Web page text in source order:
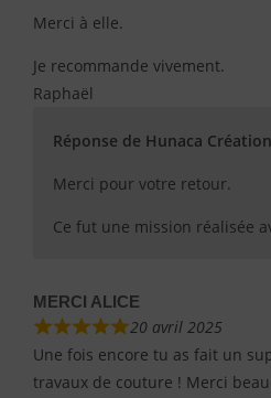
Merci à elle.
Je recommande vivement.
Raphaël
Réponse de Hunaca Création
Merci pour votre retour.
Ce fut une mission réalisée
MERCI ALICE
20 avril 2025
Une fois encore tu as fait un
travaux de couture ! Merci